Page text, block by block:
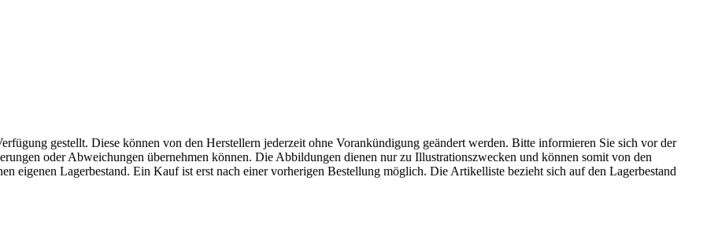
gestellt. Diese können von den Herstellern jederzeit ohne Vorankündigung geändert werden. Bitte informieren Sie sich vor der
oder Abweichungen übernehmen können. Die Abbildungen dienen nur zu Illustrationszwecken und können somit von den
eigenen Lagerbestand. Ein Kauf ist erst nach einer vorherigen Bestellung möglich. Die Artikelliste bezieht sich auf den Lagerbestand